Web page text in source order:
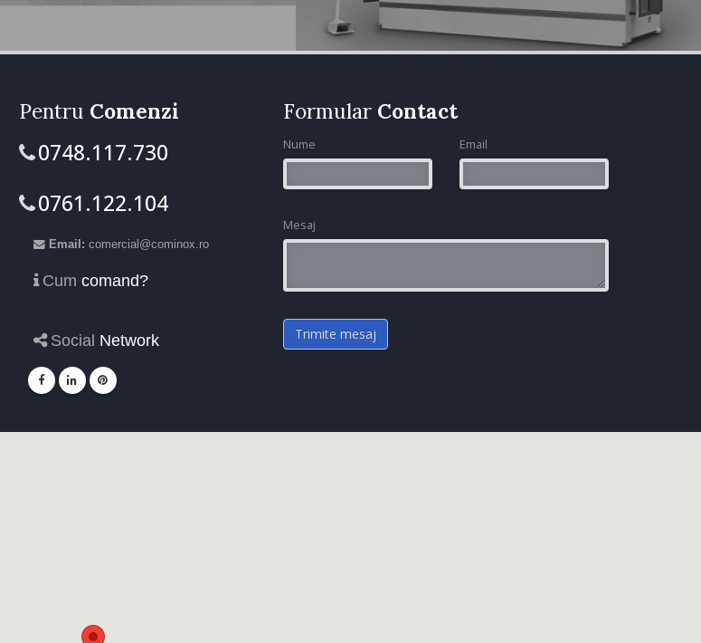
Pentru Comenzi
0748.117.730
0761.122.104
Email: comercial@cominox.ro
Cum comand?
Social Network
Formular Contact
Nume Email
Mesaj